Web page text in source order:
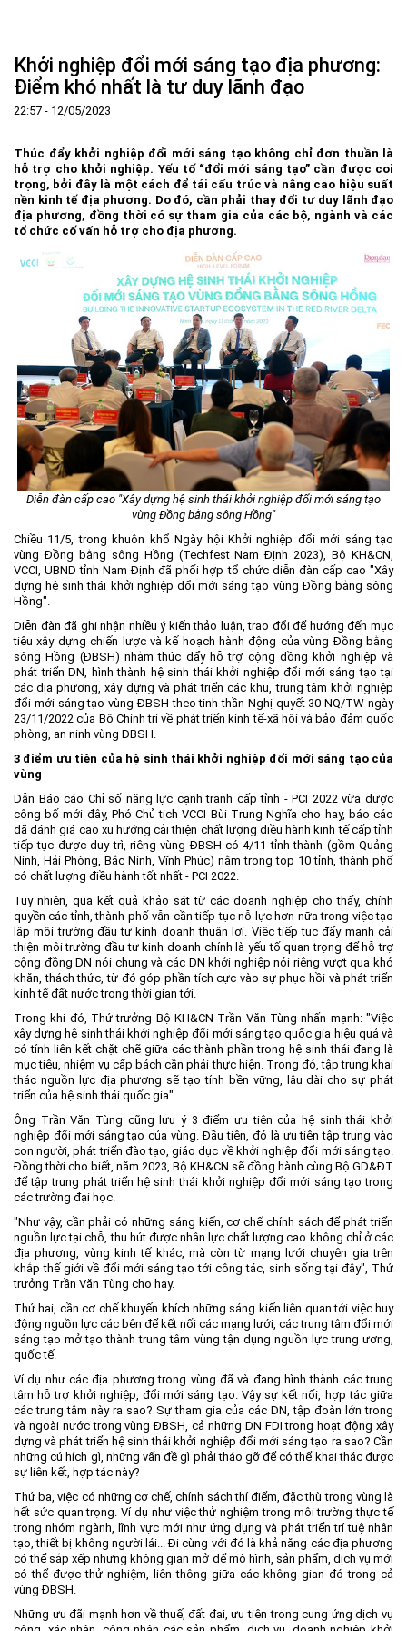
Lịch sử hình thành và phát triển
Tầm nhìn - Sứ mệnh
Cơ cấu tổ chức
Chức năng, nhiệm vụ
Tin tức - sự kiện ▼
Ban Quản lý Khu
Doanh nghiệp
Hợp tác quốc tế
Đào tạo và Nghiên cứu
Cách mạng công nghiệp lần thứ 4
Quy hoạch
Quy hoạch khu chức năng
Vị trí
Cơ sở hạ tầng
Cơ chế ưu đãi đầu tư
Cơ chế Một cửa
Nguồn nhân lực
Nhà đầu tư
Hướng dẫn đầu tư ▼
Trình tự, thủ tục đầu tư
Tiêu chí đầu tư
Lĩnh vực đầu tư
Quản lý và vận hành dự án đầu tư
Văn bản pháp luật
Các thủ tục hành chính
Doanh nghiệp
Đất đai
Đầu tư
Khu CNC Hòa Lạc
Lao động
Môi trường
Quy hoạch - Xây dựng
Ưu đãi đầu tư
Công nghệ và Sản phẩm
Văn bản khác
Thông báo ▼
Thông báo chung
Tuyển dụng
Công khai ngân sách
Liên hệ - Liên kết
Liên kết
Liên hệ
Khởi nghiệp đổi mới sáng tạo địa phương:
Điểm khó nhất là tư duy lãnh đạo
22:57 - 12/05/2023
Thúc đẩy khởi nghiệp đổi mới sáng tạo không chỉ đơn thuần là
hỗ trợ cho khởi nghiệp. Yếu tố “đổi mới sáng tạo” cần được coi
trọng, bởi đây là một cách để tái cấu trúc và nâng cao hiệu suất
nền kinh tế địa phương. Do đó, cần phải thay đổi tư duy lãnh đạo
địa phương, đồng thời có sự tham gia của các bộ, ngành và các
tổ chức cố vấn hỗ trợ cho địa phương.
Diễn đàn cấp cao "Xây dựng hệ sinh thái khởi nghiệp đổi mới sáng tạo
vùng Đồng bằng sông Hồng"
Chiều 11/5, trong khuôn khổ Ngày hội Khởi nghiệp đổi mới sáng tạo
vùng Đồng bằng sông Hồng (Techfest Nam Định 2023), Bộ KH&CN,
VCCI, UBND tỉnh Nam Định đã phối hợp tổ chức diễn đàn cấp cao "Xây
dựng hệ sinh thái khởi nghiệp đổi mới sáng tạo vùng Đồng bằng sông
Hồng".
Diễn đàn đã ghi nhận nhiều ý kiến thảo luận, trao đổi để hướng đến mục
tiêu xây dựng chiến lược và kế hoạch hành động của vùng Đồng bằng
sông Hồng (ĐBSH) nhằm thúc đẩy hỗ trợ cộng đồng khởi nghiệp và
phát triển DN, hình thành hệ sinh thái khởi nghiệp đổi mới sáng tạo tại
các địa phương, xây dựng và phát triển các khu, trung tâm khởi nghiệp
đổi mới sáng tạo vùng ĐBSH theo tinh thần Nghị quyết 30-NQ/TW ngày
23/11/2022 của Bộ Chính trị về phát triển kinh tế-xã hội và bảo đảm quốc
phòng, an ninh vùng ĐBSH.
3 điểm ưu tiên của hệ sinh thái khởi nghiệp đổi mới sáng tạo của
vùng
Dẫn Báo cáo Chỉ số năng lực cạnh tranh cấp tỉnh - PCI 2022 vừa được
công bố mới đây, Phó Chủ tịch VCCI Bùi Trung Nghĩa cho hay, báo cáo
đã đánh giá cao xu hướng cải thiện chất lượng điều hành kinh tế cấp tỉnh
tiếp tục được duy trì, riêng vùng ĐBSH có 4/11 tỉnh thành (gồm Quảng
Ninh, Hải Phòng, Bắc Ninh, Vĩnh Phúc) nằm trong top 10 tỉnh, thành phố
có chất lượng điều hành tốt nhất - PCI 2022.
Tuy nhiên, qua kết quả khảo sát từ các doanh nghiệp cho thấy, chính
quyền các tỉnh, thành phố vẫn cần tiếp tục nỗ lực hơn nữa trong việc tạo
lập môi trường đầu tư kinh doanh thuận lợi. Việc tiếp tục đẩy mạnh cải
thiện môi trường đầu tư kinh doanh chính là yếu tố quan trọng để hỗ trợ
cộng đồng DN nói chung và các DN khởi nghiệp nói riêng vượt qua khó
khăn, thách thức, từ đó góp phần tích cực vào sự phục hồi và phát triển
kinh tế đất nước trong thời gian tới.
Trong khi đó, Thứ trưởng Bộ KH&CN Trần Văn Tùng nhấn mạnh: "Việc
xây dựng hệ sinh thái khởi nghiệp đổi mới sáng tạo quốc gia hiệu quả và
có tính liên kết chặt chẽ giữa các thành phần trong hệ sinh thái đang là
mục tiêu, nhiệm vụ cấp bách cần phải thực hiện. Trong đó, tập trung khai
thác nguồn lực địa phương sẽ tạo tính bền vững, lâu dài cho sự phát
triển của hệ sinh thái quốc gia".
Ông Trần Văn Tùng cũng lưu ý 3 điểm ưu tiên của hệ sinh thái khởi
nghiệp đổi mới sáng tạo của vùng. Đầu tiên, đó là ưu tiên tập trung vào
con người, phát triển đào tạo, giáo dục về khởi nghiệp đổi mới sáng tạo.
Đồng thời cho biết, năm 2023, Bộ KH&CN sẽ đồng hành cùng Bộ GD&ĐT
để tập trung phát triển hệ sinh thái khởi nghiệp đổi mới sáng tạo trong
các trường đại học.
"Như vậy, cần phải có những sáng kiến, cơ chế chính sách để phát triển
nguồn lực tại chỗ, thu hút được nhân lực chất lượng cao không chỉ ở các
địa phương, vùng kinh tế khác, mà còn từ mạng lưới chuyên gia trên
khắp thế giới về đổi mới sáng tạo tới công tác, sinh sống tại đây", Thứ
trưởng Trần Văn Tùng cho hay.
Thứ hai, cần cơ chế khuyến khích những sáng kiến liên quan tới việc huy
động nguồn lực các bên để kết nối các mạng lưới, các trung tâm đổi mới
sáng tạo mở tạo thành trung tâm vùng tận dụng nguồn lực trung ương,
quốc tế.
Ví dụ như các địa phương trong vùng đã và đang hình thành các trung
tâm hỗ trợ khởi nghiệp, đổi mới sáng tạo. Vậy sự kết nối, hợp tác giữa
các trung tâm này ra sao? Sự tham gia của các DN, tập đoàn lớn trong
và ngoài nước trong vùng ĐBSH, cả những DN FDI trong hoạt động xây
dựng và phát triển hệ sinh thái khởi nghiệp đổi mới sáng tạo ra sao? Cần
những cú hích gì, những vấn đề gì phải tháo gỡ để có thể khai thác được
sự liên kết, hợp tác này?
Thứ ba, việc có những cơ chế, chính sách thí điểm, đặc thù trong vùng là
hết sức quan trọng. Ví dụ như việc thử nghiệm trong môi trường thực tế
trong nhóm ngành, lĩnh vực mới như ứng dụng và phát triển trí tuệ nhân
tạo, thiết bị không người lái... Đi cùng với đó là khả năng các địa phương
có thể sắp xếp những không gian mở để mô hình, sản phẩm, dịch vụ mới
có thể được thử nghiệm, liên thông giữa các không gian đó trong cả
vùng ĐBSH.
Những ưu đãi mạnh hơn về thuế, đất đai, ưu tiên trong cung ứng dịch vụ